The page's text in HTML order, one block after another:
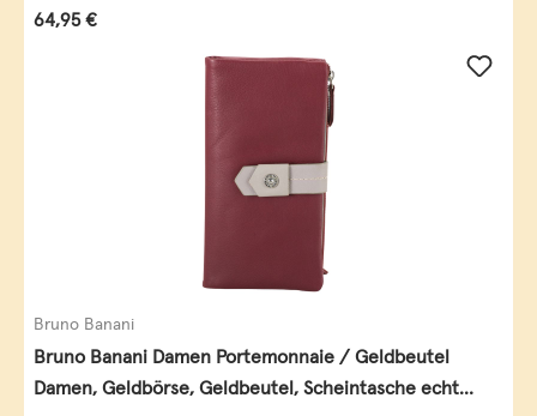
Regulärer Preis:
64,95 €
Bruno Banani
Bruno Banani Damen Portemonnaie / Geldbeutel
Damen, Geldbörse, Geldbeutel, Scheintasche echt